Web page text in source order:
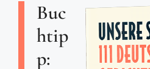
Buc
htip
p: